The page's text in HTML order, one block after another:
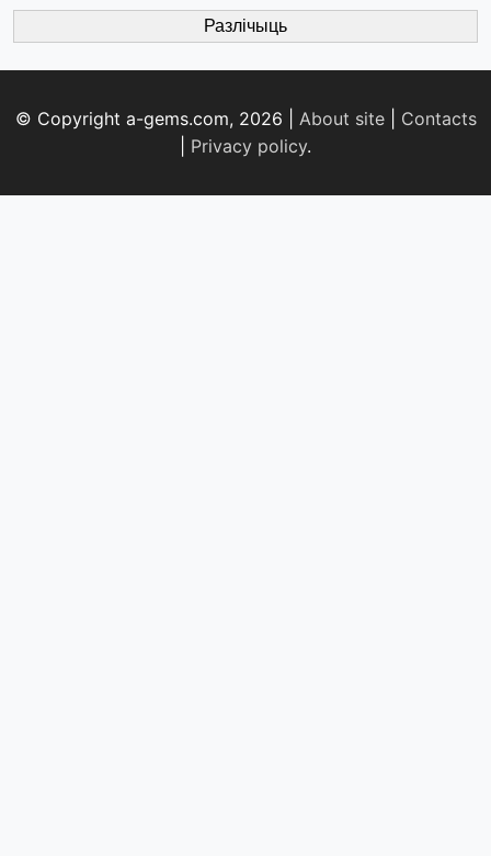
Разлічыць
© Copyright a-gems.com, 2026 | About site| Contacts
Privacy policy.